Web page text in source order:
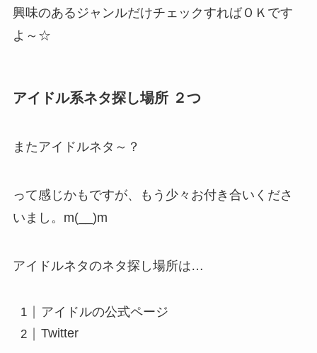
興味のあるジャンルだけチェックすればＯＫです
よ～☆
アイドル系ネタ探し場所 ２つ
またアイドルネタ～？
って感じかもですが、もう少々お付き合いくださ
いまし。m(__)m
アイドルネタのネタ探し場所は…
アイドルの公式ページ
Twitter